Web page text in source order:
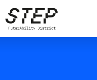
Salta
al
contenuto